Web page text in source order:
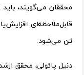
محققان می‌گویند،
قابل‌ملاحظه‌ای
تن می‌شود.